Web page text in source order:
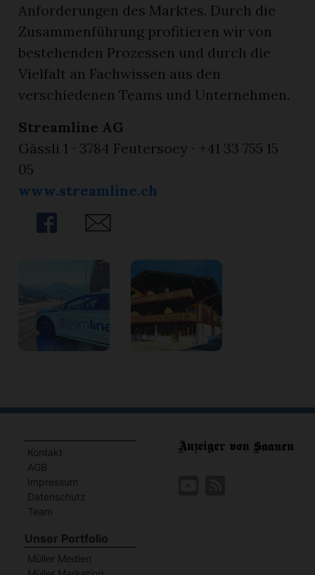
Anforderungen des Marktes. Durch die
Zusammenführung profitieren wir von
bestehenden Prozessen und durch die
Vielfalt an Fachwissen aus den
verschiedenen Teams und Unternehmen.
Streamline AG
Gässli 1 ⋅ 3784 Feutersoey ⋅ +41 33 755 15
05
www.streamline.ch
Share
Share
Kontakt
AGB
Impressum
Datenschutz
Team
Unser Portfolio
Müller Medien